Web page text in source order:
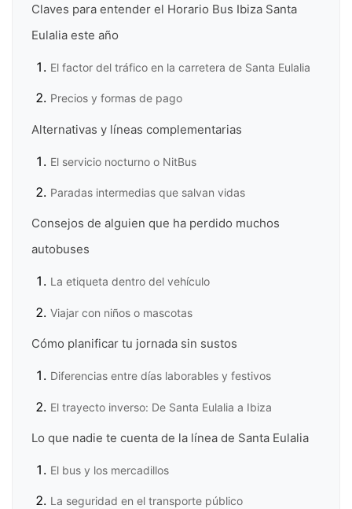
Claves para entender el Horario Bus Ibiza Santa
Eulalia este año
El factor del tráfico en la carretera de Santa Eulalia
Precios y formas de pago
Alternativas y líneas complementarias
El servicio nocturno o NitBus
Paradas intermedias que salvan vidas
Consejos de alguien que ha perdido muchos
autobuses
La etiqueta dentro del vehículo
Viajar con niños o mascotas
Cómo planificar tu jornada sin sustos
Diferencias entre días laborables y festivos
El trayecto inverso: De Santa Eulalia a Ibiza
Lo que nadie te cuenta de la línea de Santa Eulalia
El bus y los mercadillos
La seguridad en el transporte público